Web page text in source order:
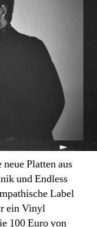
Platten aus
und Endless
Label
ein Vinyl
100 Euro von